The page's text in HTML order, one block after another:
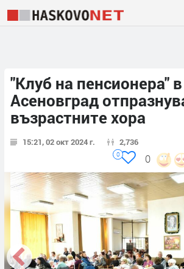
"Клуб на пенсионера" в
Асеновград
възрастните хора
15:21, 02 окт 2024 г. 2,736
0
0